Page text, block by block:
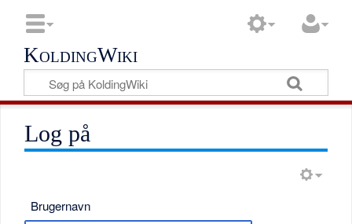
KoldingWiki
Log på
Brugernavn